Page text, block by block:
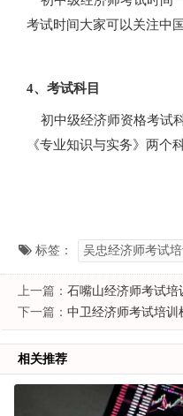
考试时间大家可以关注中
4、考试科目
初中级经济师资格考试
《专业知识与实务》两个
标签： 吴忠经济师考试培
上一篇： 石嘴山经济师考试培
下一篇： 中卫经济师考试培训
相关推荐